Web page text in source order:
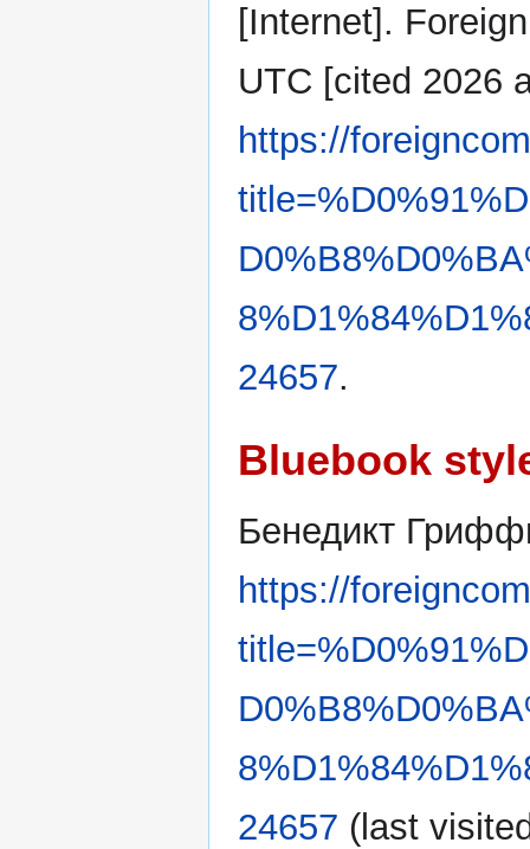
[Internet].
UTC [cited 2026
https://
24657.
Bluebook
Бенедикт
https://
24657 (last